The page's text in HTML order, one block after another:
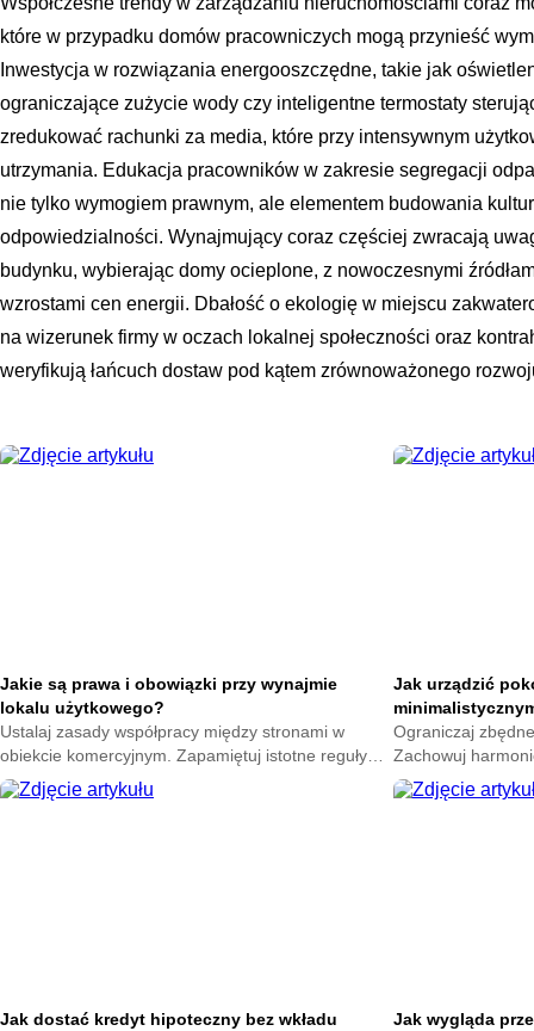
które w przypadku domów pracowniczych mogą przynieść
Inwestycja w rozwiązania energooszczędne, takie jak
ograniczające zużycie wody czy inteligentne termostaty
zredukować rachunki za media, które przy intensywnym
utrzymania. Edukacja pracowników w zakresie segregacji
nie tylko wymogiem prawnym, ale elementem budowania
odpowiedzialności. Wynajmujący coraz częściej zwracają
budynku, wybierając domy ocieplone, z nowoczesnymi
wzrostami cen energii. Dbałość o ekologię w miejscu
na wizerunek firmy w oczach lokalnej społeczności oraz
weryfikują łańcuch dostaw pod kątem zrównoważonego
Jakie są prawa i obowiązki przy wynajmie
lokalu użytkowego?
Ustalaj zasady współpracy między stronami w
obiekcie komercyjnym. Zapamiętuj istotne reguły
najmu. Dbaj o własne interesy oraz spokój w firmie
teraz.
Jak urządzić
Ograniczaj
Zachowuj
sypialni.
swoim mieszkaniu.
Jak dostać kredyt hipoteczny bez wkładu
Jak wygląda